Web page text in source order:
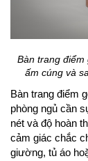
Bàn trang điểm
ấm cúng và
Bàn trang điểm
phòng ngủ cần
nét và độ hoàn
cảm giác chắc
giường, tủ áo